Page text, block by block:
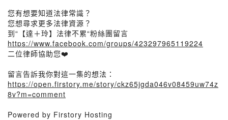
您有想要知道法律常識？
您想尋求更多法律資源？
到“【達＋玲】法律不累“粉絲團留言
https://www.facebook.com/groups/423297965119224
二位律師協助您❤️
留言告訴我你對這一集的想法：
https://open.firstory.me/story/ckz65jgda046v08459uw74z
8v?m=comment
Powered by Firstory Hosting